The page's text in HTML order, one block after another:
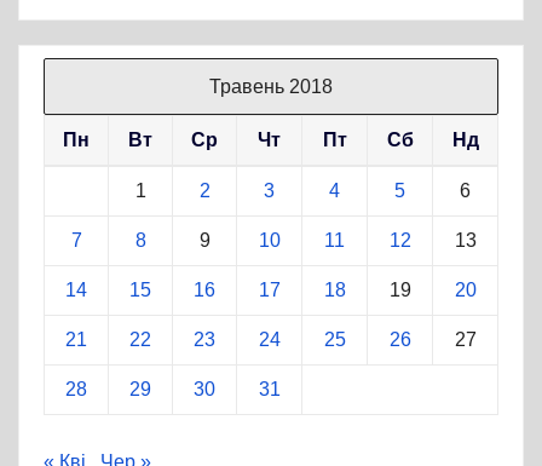
Травень 2018
Пн Вт Ср Чт Пт Сб Нд
1 2 3 4 5 6
7 8 9 10 11 12 13
14 15 16 17 18 19 20
21 22 23 24 25 26 27
28 29 30 31
« Кві Чер »